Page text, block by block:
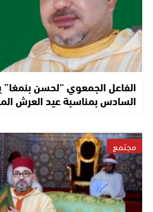
الفاعل الجمعوي “لحسن
السادس بمناسبة عيد العرش
مجتمع